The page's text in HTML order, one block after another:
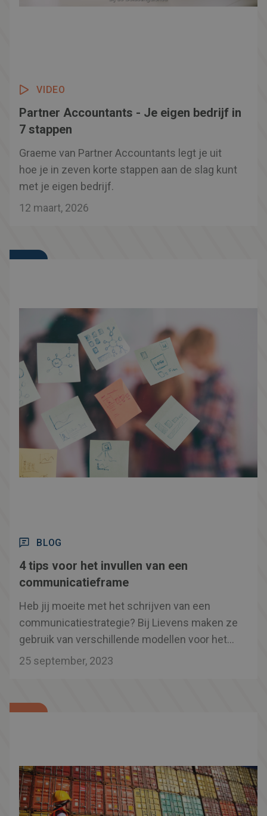
VIDEO
Partner Accountants - Je eigen bedrijf in
7 stappen
Graeme van Partner Accountants legt je uit
hoe je in zeven korte stappen aan de slag kunt
met je eigen bedrijf.
12 maart, 2026
BLOG
4 tips voor het invullen van een
communicatieframe
Heb jij moeite met het schrijven van een
communicatiestrategie? Bij Lievens maken ze
gebruik van verschillende modellen voor het
ontwikkelen van een communicatiestrategie
is het strategisch communicatieframe van
25 september, 2023